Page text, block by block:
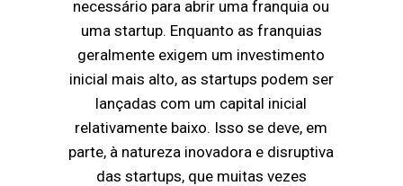
necessário para abrir uma franquia ou
uma startup. Enquanto as franquias
geralmente exigem um investimento
inicial mais alto, as startups podem ser
lançadas com um capital inicial
relativamente baixo. Isso se deve, em
parte, à natureza inovadora e disruptiva
das startups, que muitas vezes